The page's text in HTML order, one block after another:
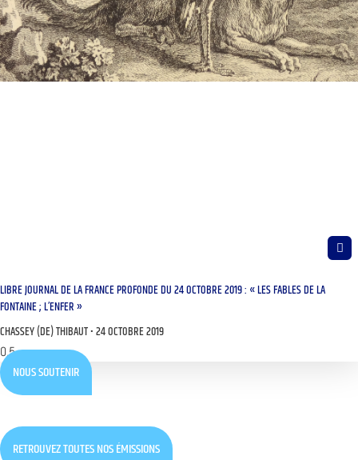
LIBRE JOURNAL DE LA FRANCE PROFONDE DU 24 OCTOBRE 2019 : « LES FABLES DE LA
FONTAINE ; L’ENFER »
CHASSEY (DE) THIBAUT 24 OCTOBRE 2019
NOUS SOUTENIR
RETROUVEZ TOUTES NOS ÉMISSIONS